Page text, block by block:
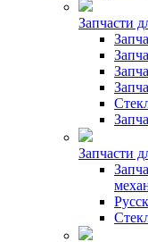
Запчасти
Запчасти